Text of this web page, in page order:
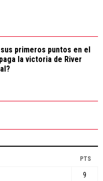
primeros puntos en el
la victoria de River